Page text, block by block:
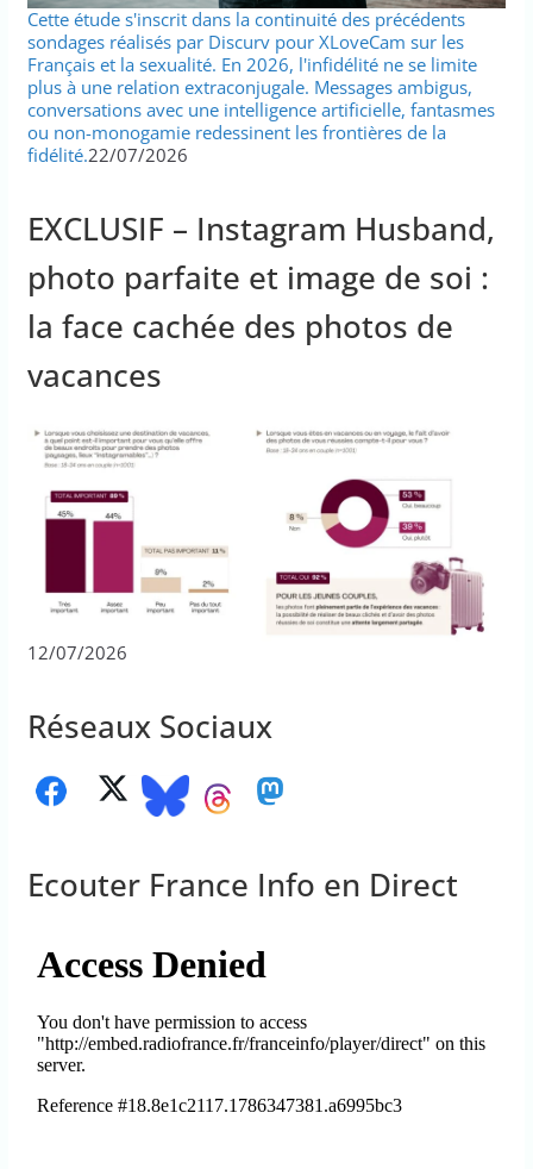
Cette étude s'inscrit dans la continuité des précédents
sondages réalisés par Discurv pour XLoveCam sur les
Français et la sexualité. En 2026, l'infidélité ne se limite
plus à une relation extraconjugale. Messages ambigus,
conversations avec une intelligence artificielle, fantasmes
ou non-monogamie redessinent les frontières de la
fidélité.22/07/2026
EXCLUSIF – Instagram Husband,
photo parfaite et image de soi :
la face cachée des photos de
vacances
12/07/2026
Réseaux Sociaux
Ecouter France Info en Direct